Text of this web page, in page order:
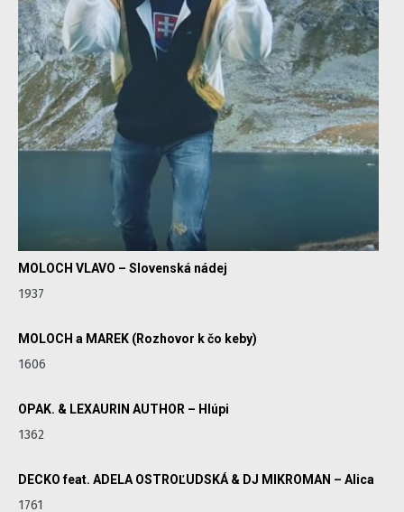
MOLOCH VLAVO – Slovenská nádej
1937
MOLOCH a MAREK (Rozhovor k čo keby)
1606
OPAK. & LEXAURIN AUTHOR – Hlúpi
1362
DECKO feat. ADELA OSTROĽUDSKÁ & DJ MIKROMAN – Alica
1761